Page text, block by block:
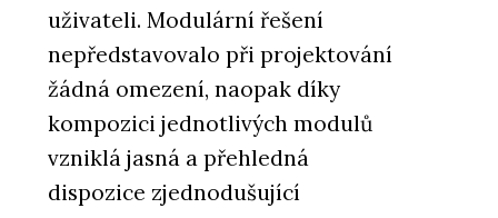
uživateli. Modulární řešení
nepředstavovalo při projektování
žádná omezení, naopak díky
kompozici jednotlivých modulů
vzniklá jasná a přehledná
dispozice zjednodušující